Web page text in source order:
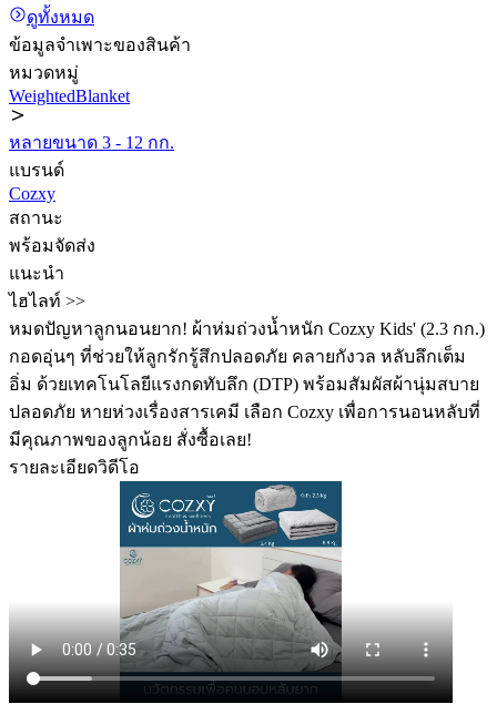
ดูทั้งหมด
ข้อมูลจำเพาะของสินค้า
หมวดหมู่
WeightedBlanket
หลายขนาด 3 - 12 กก.
แบรนด์
Cozxy
สถานะ
พร้อมจัดส่ง
แนะนำ
ไฮไลท์ >>
หมดปัญหาลูกนอนยาก! ผ้าห่มถ่วงน้ำหนัก Cozxy Kids' (2.3 กก.)
กอดอุ่นๆ ที่ช่วยให้ลูกรักรู้สึกปลอดภัย คลายกังวล หลับลึกเต็ม
อิ่ม ด้วยเทคโนโลยีแรงกดทับลึก (DTP) พร้อมสัมผัสผ้านุ่มสบาย
ปลอดภัย หายห่วงเรื่องสารเคมี เลือก Cozxy เพื่อการนอนหลับที่
มีคุณภาพของลูกน้อย สั่งซื้อเลย!
รายละเอียดวิดีโอ